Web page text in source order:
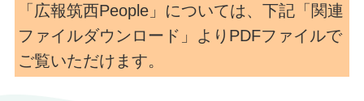
「広報筑西People」については、下記「関連
ファイルダウンロード」よりPDFファイルで
ご覧いただけます。